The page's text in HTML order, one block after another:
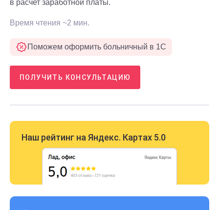
в расчет заработной платы.
Время чтения ~2 мин.
Поможем оформить больничный в 1С
ПОЛУЧИТЬ КОНСУЛЬТАЦИЮ
Наш рейтинг на Яндекс. Картах 5.0